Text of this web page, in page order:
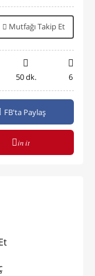
Mutfağı Takip Et
50 dk. 6
FB'ta Paylaş
in it